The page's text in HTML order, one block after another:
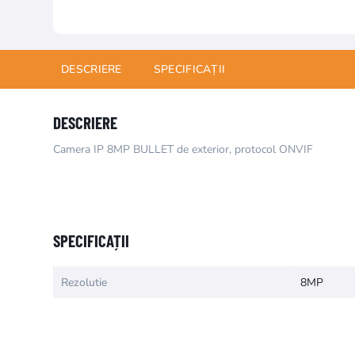
DESCRIERE SPECIFICAȚII
DESCRIERE
Camera IP 8MP BULLET de exterior, protocol ONVIF
SPECIFICAȚII
Rezolutie 8MP